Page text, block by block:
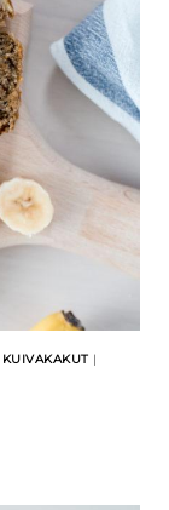
KUIVAKAKUT |